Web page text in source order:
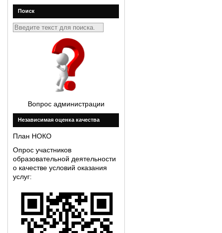
Поиск
Вопрос администрации
Незавиcимая оценка качества
План НОКО
Опрос участников
образовательной деятельности
о качестве условий оказания
услуг: